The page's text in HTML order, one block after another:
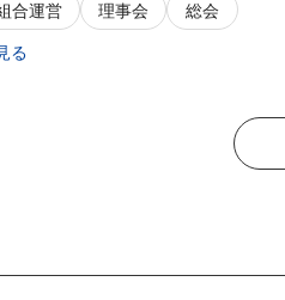
合運営
理事会
総会
る